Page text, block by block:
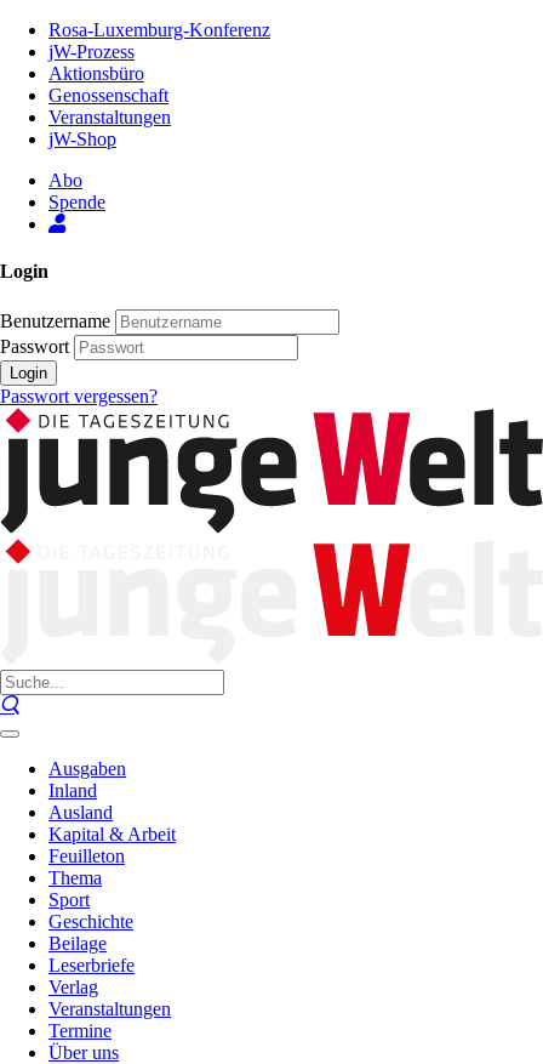
Inhalt
Seite
Rosa-Luxemburg-Konferenz
jW-Prozess
Aktionsbüro
Genossenschaft
Veranstaltungen
jW-Shop
Abo
Spende
Login
Benutzername
Passwort
Login
Passwort vergessen?
Ausgaben
Inland
Ausland
Kapital & Arbeit
Feuilleton
Thema
Sport
Geschichte
Beilage
Leserbriefe
Verlag
Veranstaltungen
Termine
Über uns